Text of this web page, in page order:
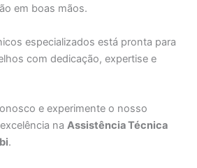
em boas mãos.
especializados está pronta para
com dedicação, expertise e
e experimente o nosso
naAssistência Técnica
.